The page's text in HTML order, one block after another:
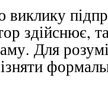
здійснює,
Для